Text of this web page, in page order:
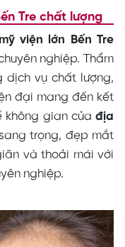
Tre chất lượng
viện lớn Bến Tre
nghiệp. Thẩm
dịch vụ chất lượng,
đại mang đến kết
không gian của địa
trọng, đẹp mắt
và thoải mái với
nghiệp.